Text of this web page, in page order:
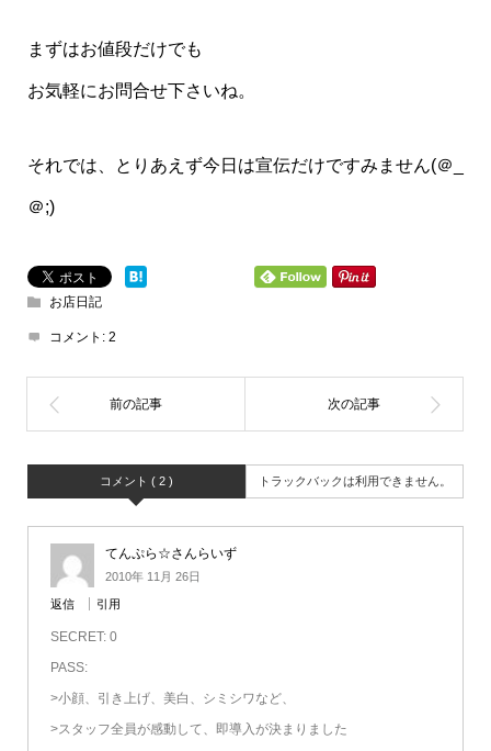
まずはお値段だけでも
お気軽にお問合せ下さいね。
それでは、とりあえず今日は宣伝だけですみません(＠_
＠;)
お店日記
コメント: 2
コメント ( 2 ) トラックバックは利用できません。
てんぷら☆さんらいず
2010年 11月 26日
返信 引用
SECRET: 0
PASS:
>小顔、引き上げ、美白、シミシワなど、
>スタッフ全員が感動して、即導入が決まりました